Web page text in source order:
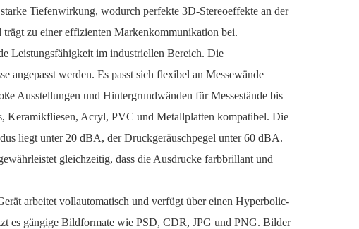
Tiefenwirkung, wodurch perfekte 3D-Stereoeffekte an der
zu einer effizienten Markenkommunikation bei.
im industriellen Bereich. Die
angepasst werden. Es passt sich flexibel an Messewände
Ausstellungen und Hintergrundwänden für Messestände bis
Keramikfliesen, Acryl, PVC und Metallplatten kompatibel. Die
liegt unter 20 dBA, der Druckgeräuschpegel unter 60 dBA.
gleichzeitig, dass die Ausdrucke farbbrillant und
arbeitet vollautomatisch und verfügt über einen Hyperbolic-
es gängige Bildformate wie PSD, CDR, JPG und PNG. Bilder